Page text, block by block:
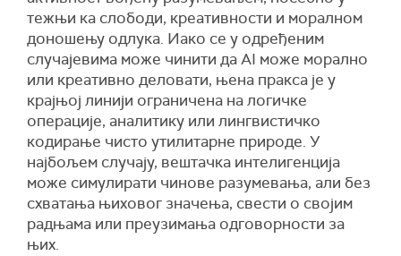
тежњи ка слободи, креативности и моралном
доношењу одлука. Иако се у одређеним
случајевима може чинити да AI може морално
или креативно деловати, њена пракса је у
крајњој линији ограничена на логичке
операције, аналитику или лингвистичко
кодирање чисто утилитарне природе. У
најбољем случају, вештачка интелигенција
може симулирати чинове разумевања, али без
схватања њиховог значења, свести о својим
радњама или преузимања одговорности за
њих.